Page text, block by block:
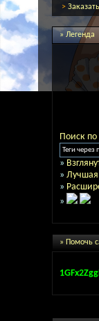
>
» Легенда
Поиск по
»
» Лучшая
»
»
» Помочь